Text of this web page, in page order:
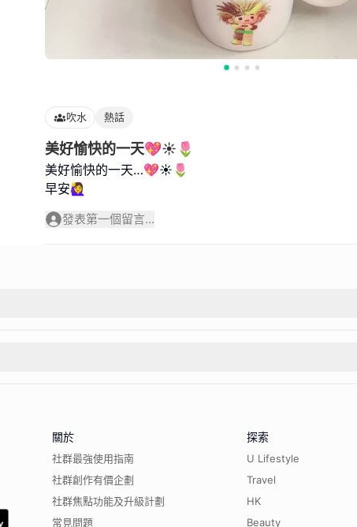
吹水 熱話
美好愉快的一天💖☀️🌷
美好愉快的一天…💖☀️🌷
早安🙋‍♀️
發表第一個留言...
關於
社群最強使用指南
社群創作有價企劃
社群焦點功能及升級計劃
常見問題
探索
U Lifestyle
Travel
HK
Beauty